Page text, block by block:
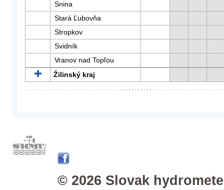
Snina
Stará Ľubovňa
Stropkov
Svidník
Vranov nad Topľou
Žilinský kraj
© 2026 Slovak